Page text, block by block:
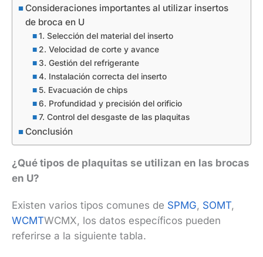
Consideraciones importantes al utilizar insertos
de broca en U
1. Selección del material del inserto
2. Velocidad de corte y avance
3. Gestión del refrigerante
4. Instalación correcta del inserto
5. Evacuación de chips
6. Profundidad y precisión del orificio
7. Control del desgaste de las plaquitas
Conclusión
¿Qué tipos de plaquitas se utilizan en las brocas
en U?
Existen varios tipos comunes de SPMG, SOMT,
WCMTWCMX, los datos específicos pueden
referirse a la siguiente tabla.